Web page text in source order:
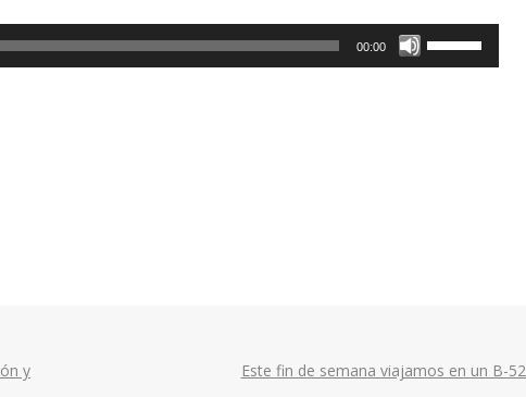
00:00
y
Este fin de semana viajamos en un B-52